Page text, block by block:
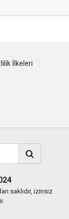
İlkeleri
saklıdır, izinsiz